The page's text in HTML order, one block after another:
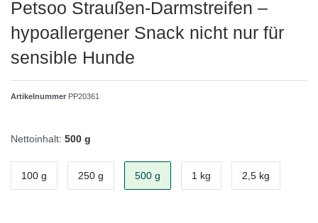
Petsoo Straußen‑Darmstreifen –
hypoallergener Snack nicht nur für
sensible Hunde
Artikelnummer PP20361
Nettoinhalt: 500 g
100 g 250 g 500 g 1 kg 2,5 kg